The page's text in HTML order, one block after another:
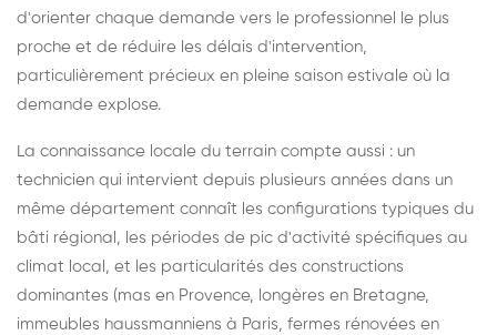
d'orienter chaque demande vers le professionnel le plus
proche et de réduire les délais d'intervention,
particulièrement précieux en pleine saison estivale où la
demande explose.
La connaissance locale du terrain compte aussi : un
technicien qui intervient depuis plusieurs années dans un
même département connaît les configurations typiques du
bâti régional, les périodes de pic d'activité spécifiques au
climat local, et les particularités des constructions
dominantes (mas en Provence, longères en Bretagne,
immeubles haussmanniens à Paris, fermes rénovées en